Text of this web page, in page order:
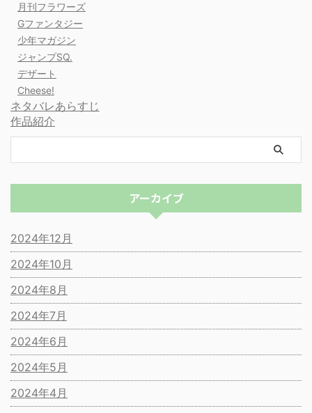
月刊フラワーズ
Gファンタジー
少年マガジン
ジャンプSQ.
デザート
Cheese!
ネタバレあらすじ
作品紹介
アーカイブ
2024年12月
2024年10月
2024年8月
2024年7月
2024年6月
2024年5月
2024年4月